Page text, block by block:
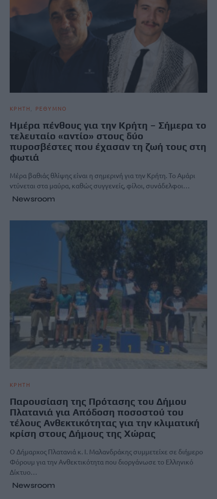
ΚΡΗΤΗ ΡΕΘΥΜΝΟ
Ημέρα πένθους για την Κρήτη – Σήμερα το
τελευταίο «αντίο» στους δύο
πυροσβέστες που έχασαν τη ζωή τους στη
φωτιά
Μέρα βαθιάς θλίψης είναι η σημερινή για την Κρήτη. Το Αμάρι
ντύνεται στα μαύρα, καθώς συγγενείς, φίλοι, συνάδελφοι…
Newsroom
ΚΡΗΤΗ
Παρουσίαση της Πρότασης του Δήμου
Πλατανιά για Απόδοση ποσοστού του
τέλους Ανθεκτικότητας για την κλιματική
κρίση στους Δήμους της Χώρας
Ο Δήμαρχος Πλατανιά κ. Ι. Μαλανδράκης συμμετείχε σε διήμερο
Φόρουμ για την Ανθεκτικότητα που διοργάνωσε το Ελληνικό
Δίκτυο…
Newsroom